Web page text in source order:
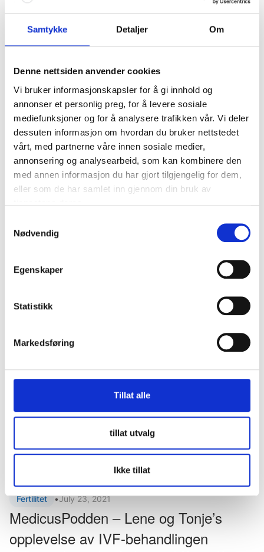
Samtykke Detaljer Om
Denne nettsiden anvender cookies
Vi bruker informasjonskapsler for å gi innhold og
annonser et personlig preg, for å levere sosiale
mediefunksjoner og for å analysere trafikken vår. Vi deler
dessuten informasjon om hvordan du bruker nettstedet
vårt, med partnerne våre innen sosiale medier,
annonsering og analysearbeid, som kan kombinere den
med annen informasjon du har gjort tilgjengelig for dem,
eller som de har samlet inn gjennom din bruk av
Nødvendig
Egenskaper
Statistikk
Markedsføring
Tillat alle
tillat utvalg
Ikke tillat
med Lene og Tonje
Se minidokumentaren «På innsiden» med Lene Sleperud
og Tonje Garvik Gjennom private opptak får du ta del i
Eirin Myrvang Berg
Fertilitet •
graviditeten, med Lene og Tonje
snakker med Lene og Tonje om deres erfaringer med
Eirin Myrvang Berg
Fertilitet •July 23, 2021
MedicusPodden – Lene og Tonje’s
opplevelse av IVF-behandlingen